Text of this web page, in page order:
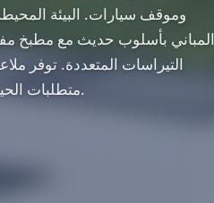
وموقف سيارات. البيئة
المباني بأسلوب حديث مع مطبخ
التيراسات المتعددة. توفر
متطلبات الحياة اليومية في متناول اليد بجولة قصيرة بالسيارة.